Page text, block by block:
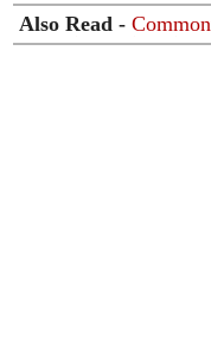
Also Read -
भारत को कॉमनवेल्थ